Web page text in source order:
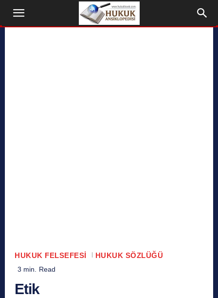
HUKUK FELSEFESI HUKUK SÖZLÜĞÜ
3 min. Read
Etik